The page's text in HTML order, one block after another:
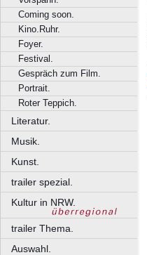
Coming soon.
Kino.Ruhr.
Foyer.
Festival.
Gespräch zum Film.
Portrait.
Roter Teppich.
Literatur.
Musik.
Kunst.
trailer spezial.
Kultur in NRW.
trailer Thema.
Auswahl.